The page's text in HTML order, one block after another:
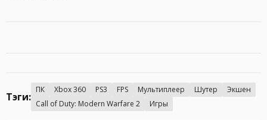
Тэги:
ПК Xbox 360 PS3 FPS Мультиплеер Шутер
Экшен
Call of Duty: Modern Warfare 2
Игры